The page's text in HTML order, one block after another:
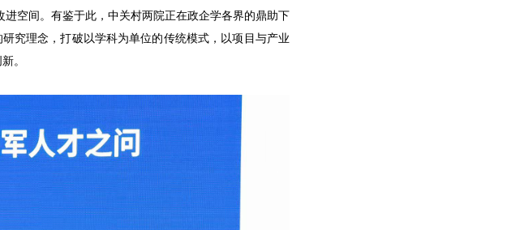
空间。有鉴于此，中关村两院正在政企学各界的鼎助下
究理念，打破以学科为单位的传统模式，以项目与产业
。